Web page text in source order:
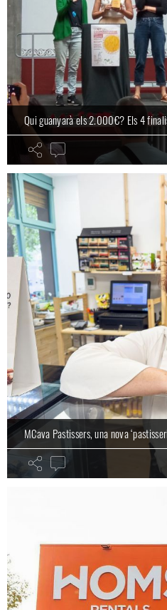
Qui guanyarà els 2.000€? Els 4
MCava Pastissers, una nova